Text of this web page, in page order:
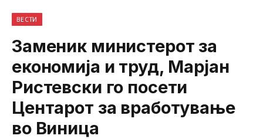
ВЕСТИ
Заменик министерот за
економија и труд, Марјан
Ристевски го посети
Центарот за вработување
во Виница